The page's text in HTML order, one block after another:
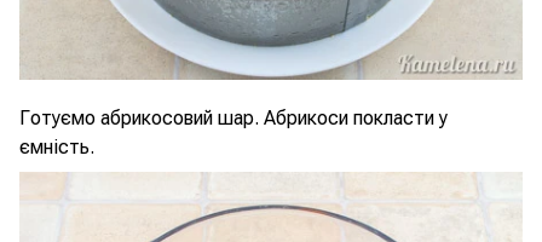
Готуємо абрикосовий шар. Абрикоси покласти у
ємність.